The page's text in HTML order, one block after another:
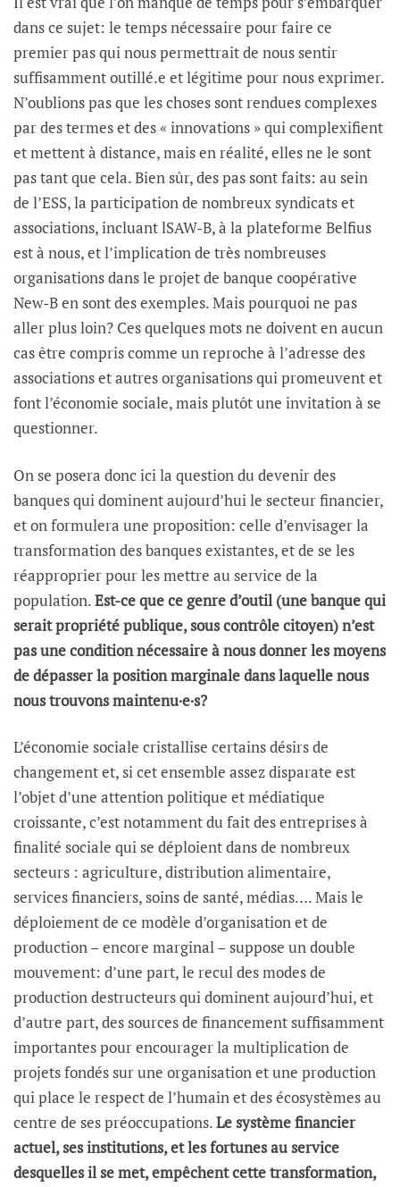
dans ce sujet: le temps nécessaire pour faire ce
premier pas qui nous permettrait de nous sentir
suffisamment outillé.e et légitime pour nous exprimer.
N’oublions pas que les choses sont rendues complexes
par des termes et des « innovations » qui complexifient
et mettent à distance, mais en réalité, elles ne le sont
pas tant que cela. Bien sûr, des pas sont faits: au sein
de l’ESS, la participation de nombreux syndicats et
associations, incluant lSAW-B, à la plateforme Belfius
est à nous, et l’implication de très nombreuses
organisations dans le projet de banque coopérative
New-B en sont des exemples. Mais pourquoi ne pas
aller plus loin? Ces quelques mots ne doivent en aucun
cas être compris comme un reproche à l’adresse des
associations et autres organisations qui promeuvent et
font l’économie sociale, mais plutôt une invitation à se
questionner.
On se posera donc ici la question du devenir des
banques qui dominent aujourd’hui le secteur financier,
et on formulera une proposition: celle d’envisager la
transformation des banques existantes, et de se les
réapproprier pour les mettre au service de la
population.Est-ce que ce genre d’outil (une banque qui
serait propriété publique, sous contrôle citoyen) n’est
pas une condition nécessaire à nous donner les moyens
de dépasser la position marginale dans laquelle nous
nous trouvons maintenu·e·s?
L’économie sociale cristallise certains désirs de
changement et, si cet ensemble assez disparate est
l’objet d’une attention politique et médiatique
croissante, c’est notamment du fait des entreprises à
finalité sociale qui se déploient dans de nombreux
secteurs : agriculture, distribution alimentaire,
services financiers, soins de santé, médias…. Mais le
déploiement de ce modèle d’organisation et de
production – encore marginal – suppose un double
mouvement: d’une part, le recul des modes de
production destructeurs qui dominent aujourd’hui, et
d’autre part, des sources de financement suffisamment
importantes pour encourager la multiplication de
projets fondés sur une organisation et une production
qui place le respect de l’humain et des écosystèmes au
centre de ses préoccupations.Le système financier
actuel, ses institutions, et les fortunes au service
desquelles il se met, empêchent cette transformation,